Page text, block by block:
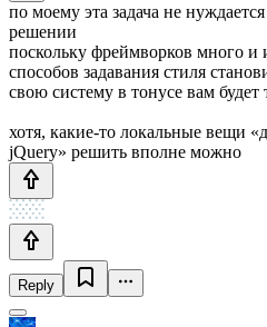
по моему эта задача не
решении
поскольку фреймворков много и
способов задавания стиля
свою систему в тонусе вам будет
хотя, какие-то локальные вещи
jQuery» решить вполне можно
Reply